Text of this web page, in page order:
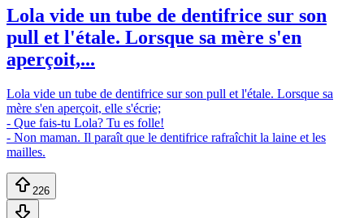
Lola vide un tube de dentifrice sur son
pull et l'étale. Lorsque sa mère s'en
aperçoit,...
Lola vide un tube de dentifrice sur son pull et l'étale. Lorsque sa
mère s'en aperçoit, elle s'écrie;
- Que fais-tu Lola? Tu es folle!
- Non maman. Il paraît que le dentifrice rafraîchit la laine et les
mailles.
226